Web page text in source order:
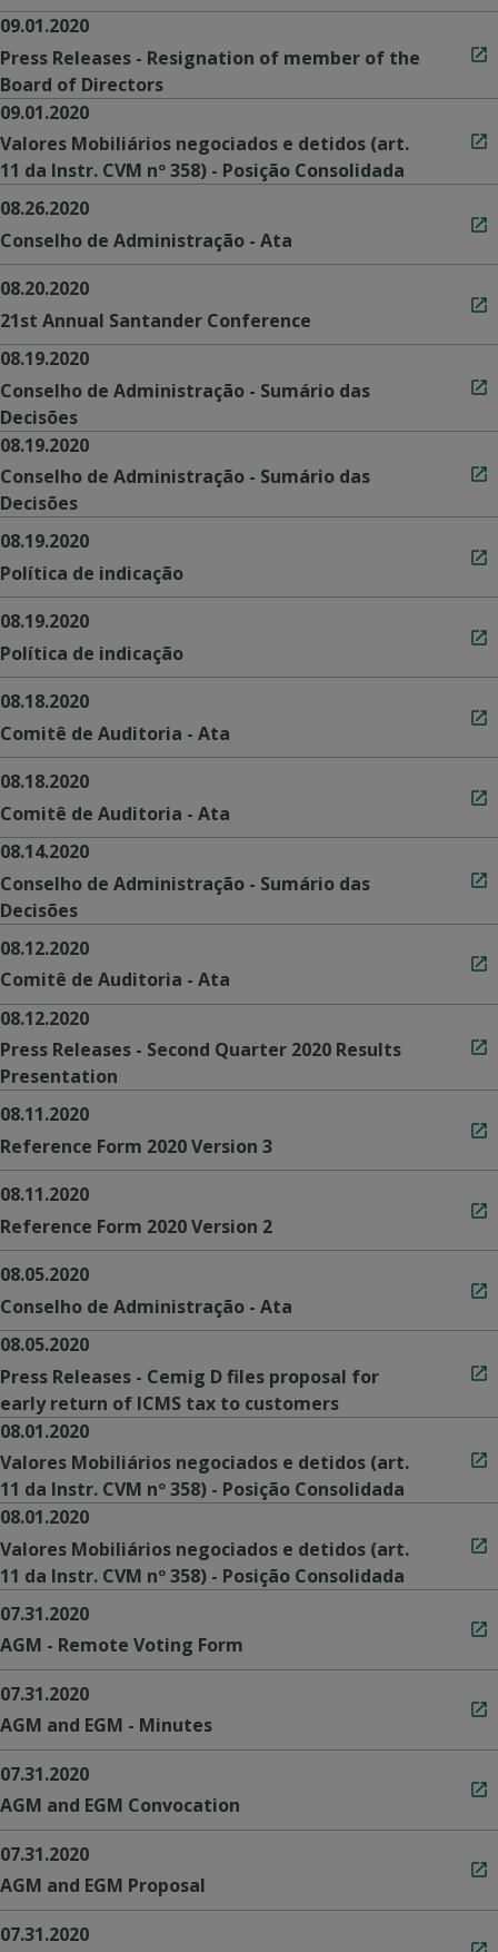
09.01.2020
Press Releases - Resignation of member of the
Board of Directors
09.01.2020
Valores Mobiliários negociados e detidos (art.
11 da Instr. CVM nº 358) - Posição Consolidada
08.26.2020
Conselho de Administração - Ata
08.20.2020
21st Annual Santander Conference
08.19.2020
Conselho de Administração - Sumário das
Decisões
08.19.2020
Conselho de Administração - Sumário das
Decisões
08.19.2020
Política de indicação
08.19.2020
Política de indicação
08.18.2020
Comitê de Auditoria - Ata
08.18.2020
Comitê de Auditoria - Ata
08.14.2020
Conselho de Administração - Sumário das
Decisões
08.12.2020
Comitê de Auditoria - Ata
08.12.2020
Press Releases - Second Quarter 2020 Results
Presentation
08.11.2020
Reference Form 2020 Version 3
08.11.2020
Reference Form 2020 Version 2
08.05.2020
Conselho de Administração - Ata
08.05.2020
Press Releases - Cemig D files proposal for
early return of ICMS tax to customers
08.01.2020
Valores Mobiliários negociados e detidos (art.
11 da Instr. CVM nº 358) - Posição Consolidada
08.01.2020
Valores Mobiliários negociados e detidos (art.
11 da Instr. CVM nº 358) - Posição Consolidada
07.31.2020
AGM - Remote Voting Form
07.31.2020
AGM and EGM - Minutes
07.31.2020
AGM and EGM Convocation
07.31.2020
AGM and EGM Proposal
07.31.2020